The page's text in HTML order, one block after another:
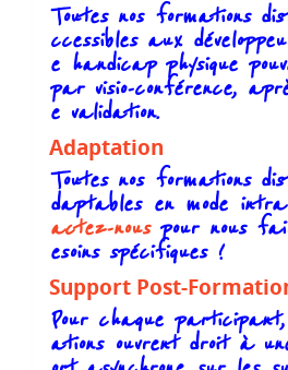
Toutes nos formations
ccessibles aux
e handicap physique
par visio-conférence,
e validation.
Adaptation
Toutes nos formations
daptables en mode
actez-nouspour nous
esoins spécifiques !
Support Post-
Pour chaque
ations ouvrent droit à